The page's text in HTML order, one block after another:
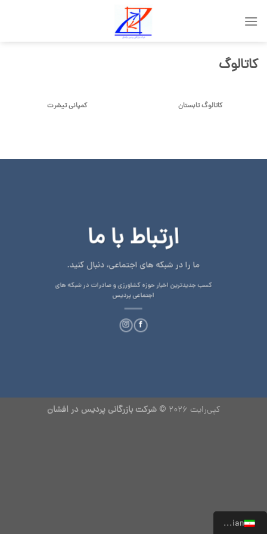
کاتالوگ
کاتالوگ تابستان کمپانی تیشرت
ارتباط با ما
ما را در شبکه های اجتماعی، دنبال کنید.
کسب جدیدترین اخبار حوزه کشاورزی و صادرات در شبکه های
اجتماعی پردیس
کپی‌رایت 2026 © شرکت بازرگانی پردیس در افشان
Persian